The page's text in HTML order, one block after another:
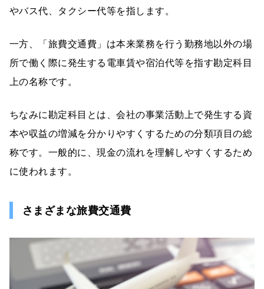
やバス代、タクシー代等を指します。
一方、「旅費交通費」は本来業務を行う勤務地以外の場
所で働く際に発生する電車賃や宿泊代等を指す勘定科目
上の名称です。
ちなみに勘定科目とは、会社の事業活動上で発生する資
本や収益の増減を分かりやすくするための分類項目の総
称です。一般的に、現金の流れを理解しやすくするため
に使われます。
さまざまな旅費交通費